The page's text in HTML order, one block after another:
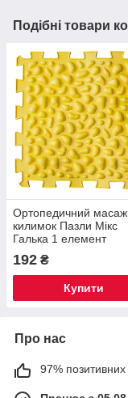
Подібні товари
Ортопедичний
килимок Пазли Мікс
Галька 1 елемент
192 ₴
Купити
Про нас
97% позитивних